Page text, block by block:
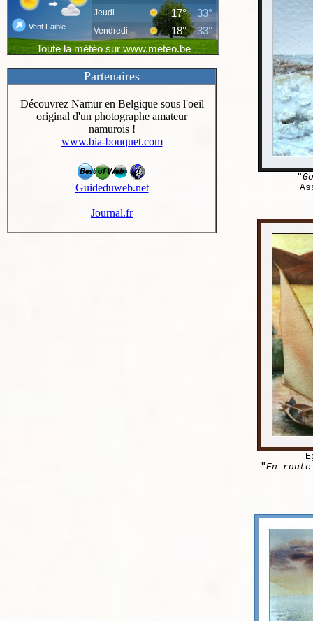
Partenaires
Découvrez Namur en Belgique sous l'oeil
original d'un photographe amateur
namurois !
www.bia-bouquet.com
Guideduweb.net
Journal.fr
"
"En